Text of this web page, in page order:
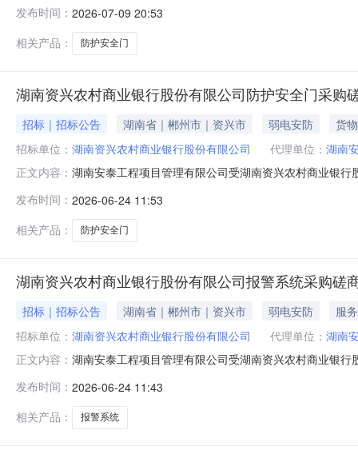
（）采购人、专家推荐四、参与磋商情况序号供应商名
￥261
发布时间： 2026-07-09 20:53
相关产品：
防护安全门
湖南资兴农村商业银行股份有限公司防护安全门采购
招标｜招标公告 湖南省｜郴州市｜资兴市 弱电安防
货物
招标单位： 湖南资兴农村商业银行股份有限公司 代理单位： 湖南
正文内容： 湖南安泰工程项目管理有限公司受湖南资兴农村商业银
护安全门采购3、采购项目预算：人民币叁拾万零壹仟玖
采购
发布时间： 2026-06-24 11:53
相关产品：
防护安全门
湖南资兴农村商业银行股份有限公司报警系统采购磋
招标｜招标公告 湖南省｜郴州市｜资兴市 弱电安防
服务
招标单位： 湖南资兴农村商业银行股份有限公司 代理单位： 湖南
正文内容： 湖南安泰工程项目管理有限公司受湖南资兴农村商业银
系统采购3、采购项目预算：人民币肆拾肆万捌仟玖佰肆
项目
发布时间： 2026-06-24 11:43
相关产品：
报警系统